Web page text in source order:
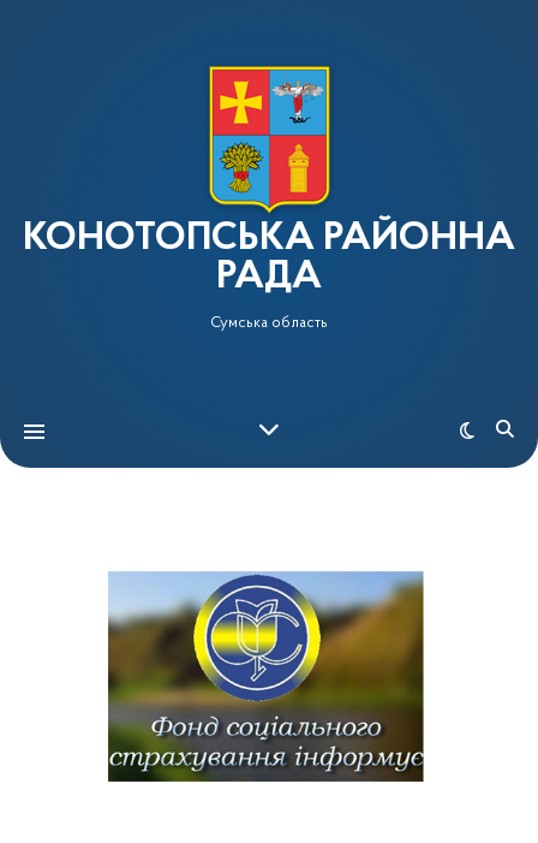
КОНОТОПСЬКА РАЙОННА
РАДА
Сумська область